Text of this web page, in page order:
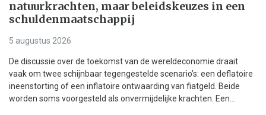
natuurkrachten, maar beleidskeuzes in een
schuldenmaatschappij
5 augustus 2026
De discussie over de toekomst van de wereldeconomie draait
vaak om twee schijnbaar tegengestelde scenario’s: een deflatoire
ineenstorting of een inflatoire ontwaarding van fiatgeld. Beide
worden soms voorgesteld als onvermijdelijke krachten. Een...